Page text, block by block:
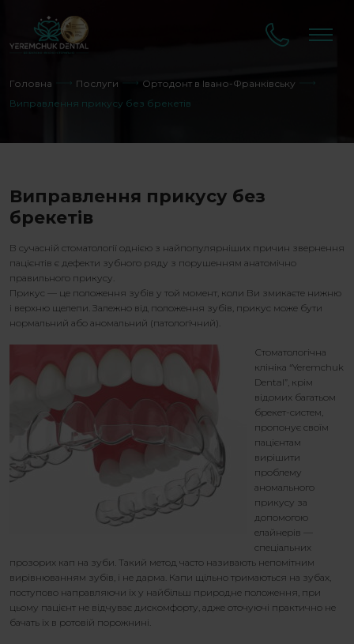
Головна Послуги
Ортодонт в Івано-Франківську
Виправлення прикусу без брекетів
Виправлення прикусу без
брекетів
В сучасній стоматології однією з найпопулярніших причин звернення
пацієнтів є дефекти зубного ряду з порушенням анатомічно
правильного прикусу.
Прикус — це положення зубів у той момент, коли Ви змикаєте нижню
і верхню щелепи. Залежно від положення зубів, прикус може бути
нормальний або аномальний (патологічний).
Стоматологічна
клініка “Yeremchuk
Dental”, крім
відомих багатьом
брекет-систем,
пропонує своїм
пацієнтам
вирішити
проблему
аномального
прикусу за
допомогою
елайнерів —
спеціальних
прозорих кап на зуби. Такий метод часто називають непомітним
вирівнюванням зубів, і не дарма. Капи щільно тримаються на зубах,
поступово направляючи їх у найбільш природне положення, при
цьому пацієнт не відчуває дискомфорту, адже оточуючі практично не
бачать їх в ротовій порожнині.